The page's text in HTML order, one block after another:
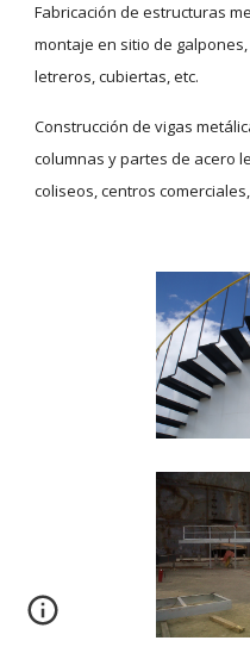
Fabricación de estructuras
montaje en sitio de
letreros, cubiertas, etc.
Construcción de vigas
columnas y partes de acero
coliseos, centros